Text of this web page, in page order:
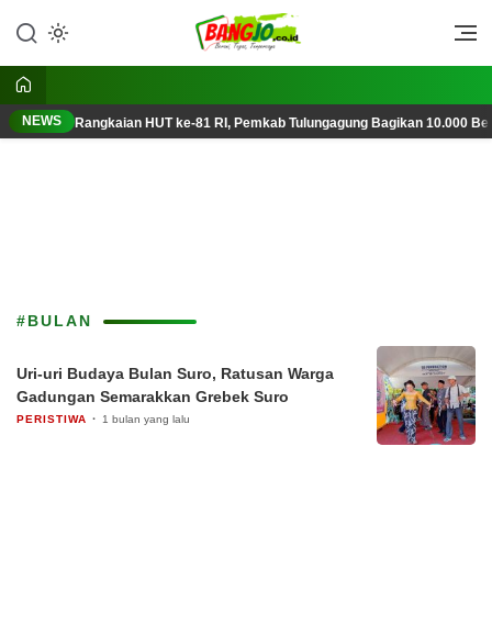
konten
Bangjo.co.id
Berani, Tegas, Terpercaya
NEWS Rangkaian HUT ke-81 RI, Pemkab Tulungagung Bagikan 10.000
#BULAN
Uri-uri Budaya Bulan Suro, Ratusan Warga
Gadungan Semarakkan Grebek Suro
PERISTIWA 1 bulan yang lalu